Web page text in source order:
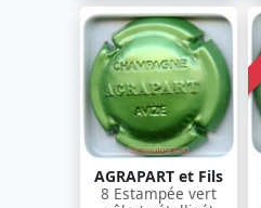
AGRAPART et Fils
8 Estampée vert